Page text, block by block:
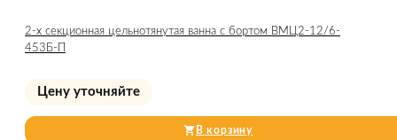
2-х секционная цельнотянутая ванна с бортом ВМЦ2-12/6-
453Б-П
Цену уточняйте
В корзину